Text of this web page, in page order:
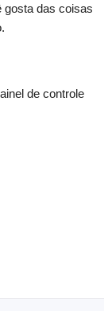
gosta das coisas
de controle